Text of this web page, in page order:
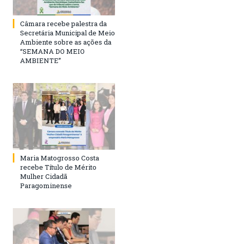
Câmara recebe palestra da
Secretária Municipal de Meio
Ambiente sobre as ações da
“SEMANA DO MEIO
AMBIENTE”
Maria Matogrosso Costa
recebe Título de Mérito
Mulher Cidadã
Paragominense